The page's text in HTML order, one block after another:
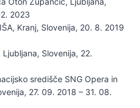
2023
Kranj, Slovenija, 20. 8. 2019
Ljubljana, Slovenija, 22.
središče SNG Opera in
27. 09. 2018 – 31. 08.